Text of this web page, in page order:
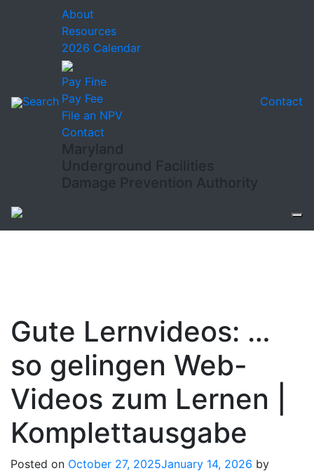
Search
About
Resources
2026 Calendar
Pay Fine
Pay Fee
File an NPV
Contact
Maryland
Underground Facilities
Damage Prevention Authority
Contact
Gute Lernvideos: …
so gelingen Web-
Videos zum Lernen |
Komplettausgabe
Posted on October 27, 2025January 14, 2026 by